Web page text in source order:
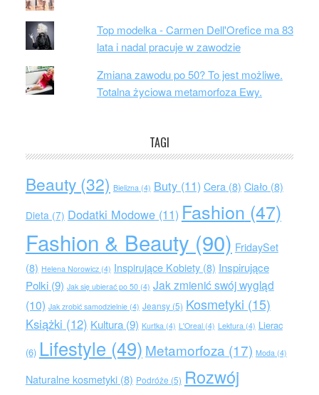
Top modelka - Carmen Dell'Orefice ma 83
lata i nadal pracuje w zawodzie
Zmiana zawodu po 50? To jest możliwe.
Totalna życiowa metamorfoza Ewy.
TAGI
Beauty(32) Bielizna(4) Buty(11) Cera(8) Ciało(8)
Dieta(7) Dodatki Modowe(11) Fashion (47)
Fashion & Beauty (90) FridaySet
(8) Helena Norowicz(4) Inspirujące Kobiety(8) Inspirujące
Polki(9) Jak się ubierać po 50(4) Jak zmienić swój wygląd
(10) Jak zrobić samodzielnie(4) Jeansy(5) Kosmetyki (15)
Książki (12) Kultura(9) Kurtka(4) L'Oreal(4) Lektura(4) Lierac
(6) Lifestyle (49) Metamorfoza (17) Moda(4)
Naturalne kosmetyki(8) Podróże (5) Rozwój